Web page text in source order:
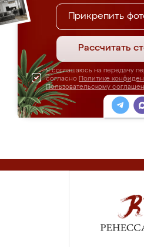
Прикрепить
Рассчитать
Я соглашаюсь на передачу
согласно Политике
Пользовательскому